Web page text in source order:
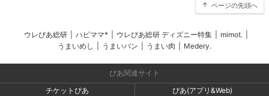
ページの先頭へ
ウレぴあ総研 ハピママ* ウレぴあ総研 ディズニー特集 mimot.
うまいめし
うまいパン うまい肉 Medery.
ぴあ関連サイト
チケットぴあ
ぴあ(アプリ&Web)